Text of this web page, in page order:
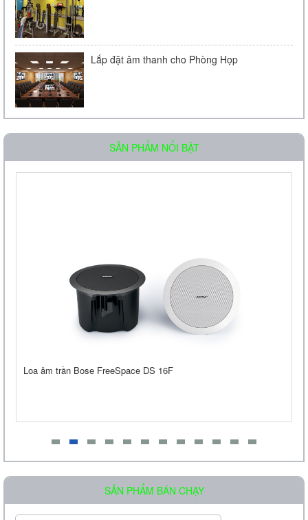
Lắp đặt âm thanh cho Phòng Họp
SẢN PHẨM NỔI BẬT
Loa âm trần Bose FreeSpace DS 16F
SẢN PHẨM BÁN CHẠY
Loa âm trần OBT-605
Loa Treo Tường Kasen 206 GT